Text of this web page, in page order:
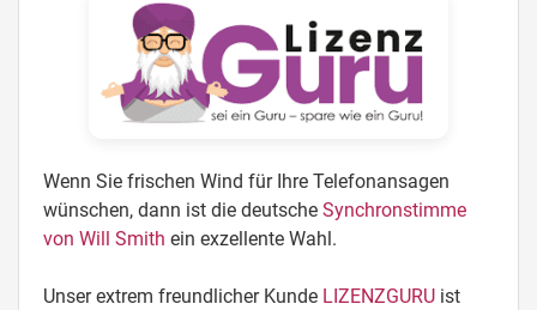
Wenn Sie frischen Wind für Ihre Telefonansagen
wünschen, dann ist die deutsche Synchronstimme
von Will Smith ein exzellente Wahl.
Unser extrem freundlicher Kunde LIZENZGURU ist